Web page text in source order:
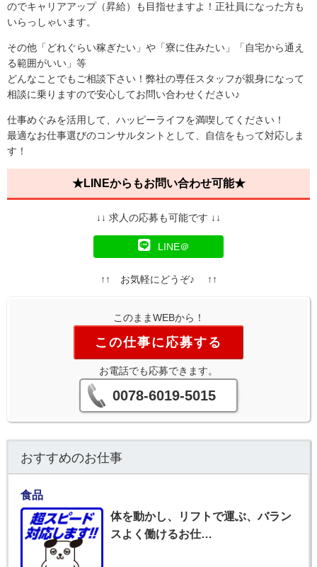
のでキャリアアップ（昇給）も目指せますよ！正社員になった方も
いらっしゃいます。
その他「どれぐらい稼ぎたい」や「寮に住みたい」「自宅から通え
る範囲がいい」等
どんなことでもご相談下さい！弊社の専任スタッフが親身になって
相談に乗りますので安心してお問い合わせください♪
仕事めぐみを活用して、ハッピーライフを満喫してください！
最適なお仕事選びのコンサルタントとして、自信をもって対応しま
す！
★LINEからもお問い合わせ可能★
↓↓ 求人の応募も可能です ↓↓
LINE＠
↑↑ お気軽にどうぞ♪ ↑↑
このままWEBから！
この仕事に応募する
お電話でも応募できます。
0078-6019-5015
おすすめのお仕事
食品
体を動かし、リフトで運ぶ、バラン
スよく働けるお仕…